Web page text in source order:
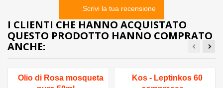
Scrivi la tua recensione
I CLIENTI CHE HANNO ACQUISTATO
QUESTO PRODOTTO HANNO COMPRATO
ANCHE:
Olio di Rosa mosqueta
Kos - Leptinkos 60